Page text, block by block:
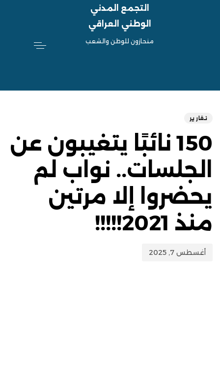
التجمع المدني
الوطني العراقي
منحازون للوطن والشعب
تقارير
150 نائبًا يتغيبون عن
الجلسات.. نواب لم
يحضروا إلا مرتين
منذ 2021!!!!!
أغسطس 7, 2025